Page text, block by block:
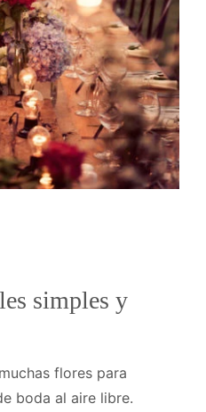
simples y
flores para
boda al aire libre.